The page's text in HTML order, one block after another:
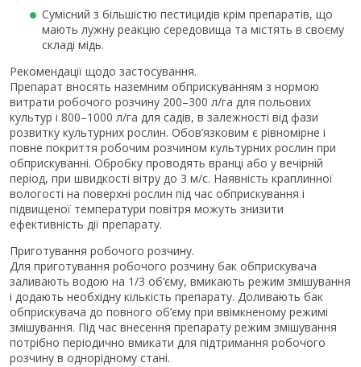
Сумісний з більшістю пестицидів крім препаратів, що
мають лужну реакцію середовища та містять в своєму
складі мідь.
Рекомендації щодо застосування.
Препарат вносять наземним обприскуванням з нормою
витрати робочого розчину 200–300 л/га для польових
культур і 800–1000 л/га для садів, в залежності від фази
розвитку культурних рослин. Обов’язковим є рівномірне і
повне покриття робочим розчином культурних рослин при
обприскуванні. Обробку проводять вранці або у вечірній
період, при швидкості вітру до 3 м/с. Наявність краплинної
вологості на поверхні рослин під час обприскування і
підвищеної температури повітря можуть знизити
ефективність дії препарату.
Приготування робочого розчину.
Для приготування робочого розчину бак обприскувача
заливають водою на 1/3 об’єму, вмикають режим змішування
і додають необхідну кількість препарату. Доливають бак
обприскувача до повного об’єму при ввімкненому режимі
змішування. Під час внесення препарату режим змішування
потрібно періодично вмикати для підтримання робочого
розчину в однорідному стані.